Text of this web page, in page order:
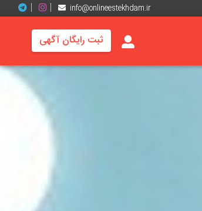
info@onlineestekhdam.ir
ثبت رایگان آگهی